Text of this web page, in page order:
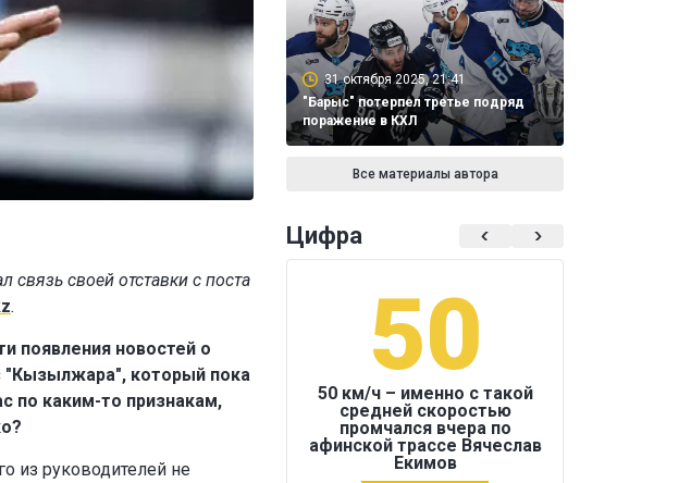
связь своей отставки с поста
.
появления новостей о
"Кызылжара", который пока
по каким-то признакам,
из руководителей не
31 октября 2025, 21:41
"Барыс" потерпел третье подряд
поражение в КХЛ
Все материалы автора
Цифра
50
50 км/ч – именно с такой
средней скоростью
промчался вчера по
афинской трассе Вячеслав
Екимов